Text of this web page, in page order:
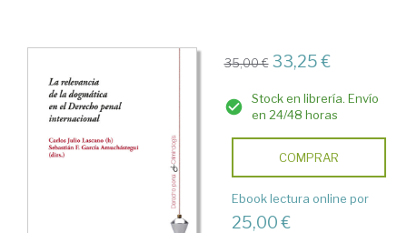
35,00 € 33,25 €
Stock en librería. Envío
en 24/48 horas
COMPRAR
Ebook lectura online por
25,00 €